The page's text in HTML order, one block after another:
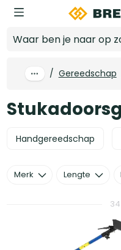
Ga naar hoofdinhoud
/ Gereedschap
Handgereedschap
Merk Lengte